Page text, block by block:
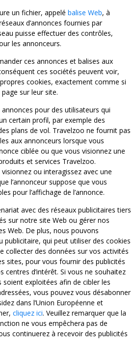
un fichier, appelé balise Web, à
d’annonces fournies par
puisse effectuer des contrôles,
les annonceurs.
ces annonces et balises aux
ces sociétés peuvent voir,
cookies, exactement comme si
sur leur site.
pour des utilisateurs qui
certain profil, par exemple des
plans de vol. Travelzoo ne fournit pas
aux annonceurs lorsque vous
ciblée ou que vous visionnez une
et services Travelzoo.
ou interagissez avec une
l’annonceur suppose que vous
pour l’affichage de l’annonce.
avec des réseaux publicitaires tiers
sur notre site Web ou gérer nos
Web. De plus, nous pouvons
publicitaire, qui peut utiliser des cookies
collecter des données sur vos activités
sites, pour vous fournir des publicités
centres d’intérêt. Si vous ne souhaitez
exploitées afin de cibler les
vous pouvez vous désabonner
dans l’Union Européenne et
cliquez ici. Veuillez remarquer que la
ne vous empêchera pas de
continuerez à recevoir des publicités